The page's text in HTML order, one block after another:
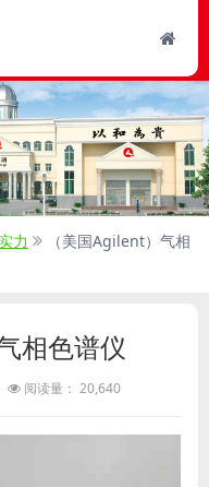
力
（美国Agilent）气相
相色谱仪
阅读量： 20,640